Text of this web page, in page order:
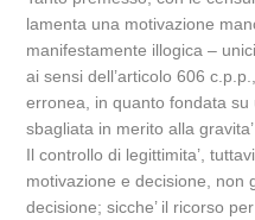
lamenta una motivazione
manifestamente illogica –
ai sensi dell’articolo 606
erronea, in quanto fondata
sbagliata in merito alla
Il controllo di legittimita’,
motivazione e decisione, non
decisione; sicche’ il ricorso